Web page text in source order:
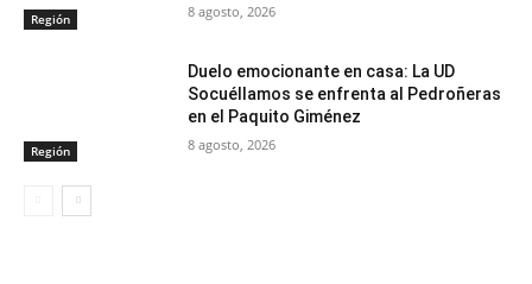
Región 8 agosto, 2026
Región
Duelo emocionante en casa: La UD
Socuéllamos se enfrenta al Pedroñeras
en el Paquito Giménez
8 agosto, 2026